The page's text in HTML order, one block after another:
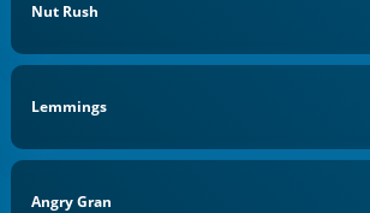
Nut Rush
Lemmings
Angry Gran